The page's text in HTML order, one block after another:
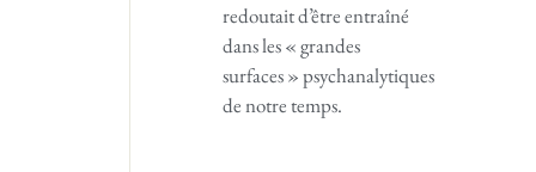
redoutait d’être entraîné
dans les « grandes
surfaces » psychanalytiques
de notre temps.